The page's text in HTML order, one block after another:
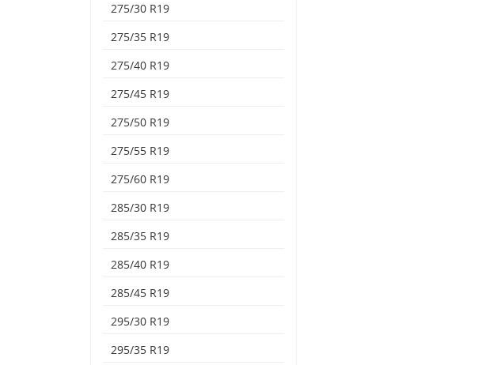
275/30 R19
275/35 R19
275/40 R19
275/45 R19
275/50 R19
275/55 R19
275/60 R19
285/30 R19
285/35 R19
285/40 R19
285/45 R19
295/30 R19
295/35 R19